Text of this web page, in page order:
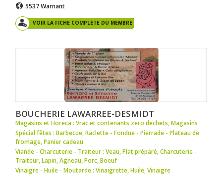
5537 Warnant
VOIR LA FICHE COMPLÈTE DU MEMBRE
BOUCHERIE LAWARREE-DESMIDT
Magasins et Horeca : Vrac et contenants zero dechets,Magasins
Spécial fêtes : Barbecue,Raclette - Fondue - Pierrade - Plateau de
fromage,Panier cadeau
Viande - Charcuterie - Traiteur : Veau,Plat préparé,Charcuterie -
Traiteur,Lapin,Agneau,Porc,Boeuf
Vinaigre - Huile - Moutarde : Vinaigrette,Huile,Vinaigre